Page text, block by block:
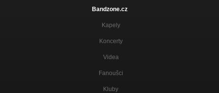
Bandzone.cz
Kapely
Koncerty
Videa
Fanoušci
Kluby